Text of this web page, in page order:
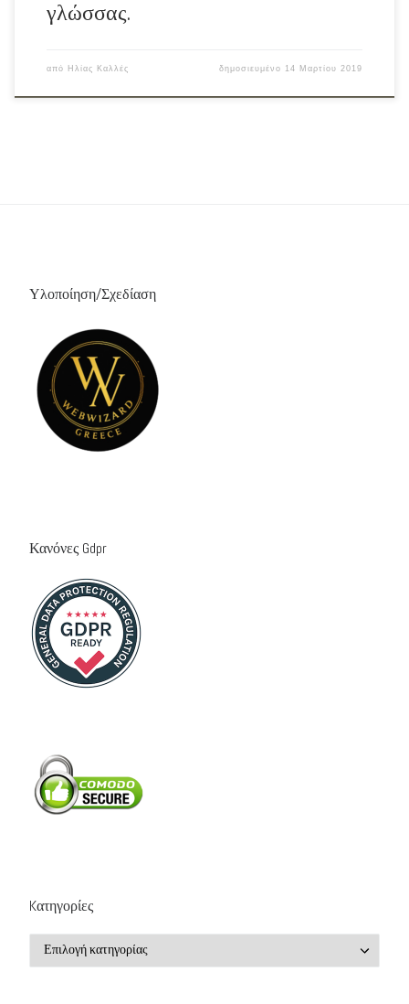
γλώσσας.
από Ηλίας Καλλές δημοσιευμένο 14 Μαρτίου 2019
Υλοποίηση/Σχεδίαση
Κανόνες Gdpr
Kατηγορίες